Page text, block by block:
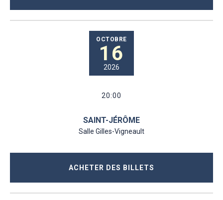
OCTOBRE
16
2026
20:00
SAINT-JÉRÔME
Salle Gilles-Vigneault
ACHETER DES BILLETS